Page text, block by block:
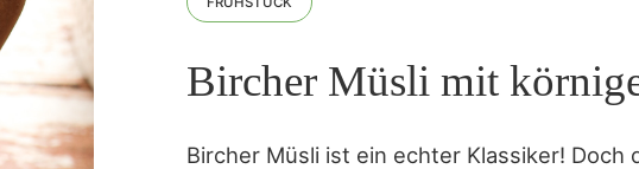
Bircher Müsli mit
Bircher Müsli ist ein echter Klassiker! Doch